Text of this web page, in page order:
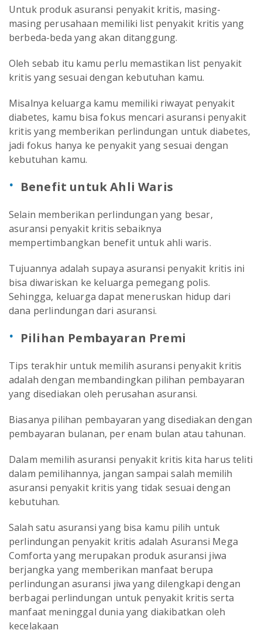
Untuk produk asuransi penyakit kritis, masing-
masing perusahaan memiliki list penyakit kritis yang
berbeda-beda yang akan ditanggung.
Oleh sebab itu kamu perlu memastikan list penyakit
kritis yang sesuai dengan kebutuhan kamu.
Misalnya keluarga kamu memiliki riwayat penyakit
diabetes, kamu bisa fokus mencari asuransi penyakit
kritis yang memberikan perlindungan untuk diabetes,
jadi fokus hanya ke penyakit yang sesuai dengan
kebutuhan kamu.
Benefit untuk Ahli Waris
Selain memberikan perlindungan yang besar,
asuransi penyakit kritis sebaiknya
mempertimbangkan benefit untuk ahli waris.
Tujuannya adalah supaya asuransi penyakit kritis ini
bisa diwariskan ke keluarga pemegang polis.
Sehingga, keluarga dapat meneruskan hidup dari
dana perlindungan dari asuransi.
Pilihan Pembayaran Premi
Tips terakhir untuk memilih asuransi penyakit kritis
adalah dengan membandingkan pilihan pembayaran
yang disediakan oleh perusahan asuransi.
Biasanya pilihan pembayaran yang disediakan dengan
pembayaran bulanan, per enam bulan atau tahunan.
Dalam memilih asuransi penyakit kritis kita harus teliti
dalam pemilihannya, jangan sampai salah memilih
asuransi penyakit kritis yang tidak sesuai dengan
kebutuhan.
Salah satu asuransi yang bisa kamu pilih untuk
perlindungan penyakit kritis adalah Asuransi Mega
Comforta yang merupakan produk asuransi jiwa
berjangka yang memberikan manfaat berupa
perlindungan asuransi jiwa yang dilengkapi dengan
berbagai perlindungan untuk penyakit kritis serta
manfaat meninggal dunia yang diakibatkan oleh
kecelakaan